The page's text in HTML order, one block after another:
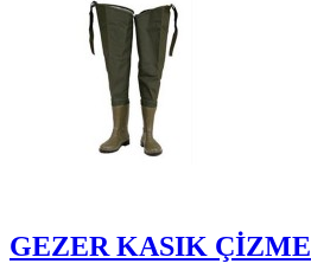
GEZER KASIK ÇİZME